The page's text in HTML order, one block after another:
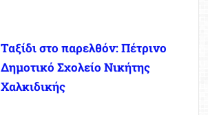
Ταξίδι στο παρελθόν: Πέτρινο
Δημοτικό Σχολείο Νικήτης
Χαλκιδικής